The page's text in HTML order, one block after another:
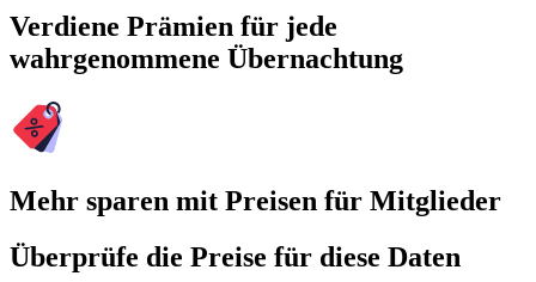
Verdiene Prämien für jede
wahrgenommene Übernachtung
Mehr sparen mit Preisen für Mitglieder
Überprüfe die Preise für diese Daten